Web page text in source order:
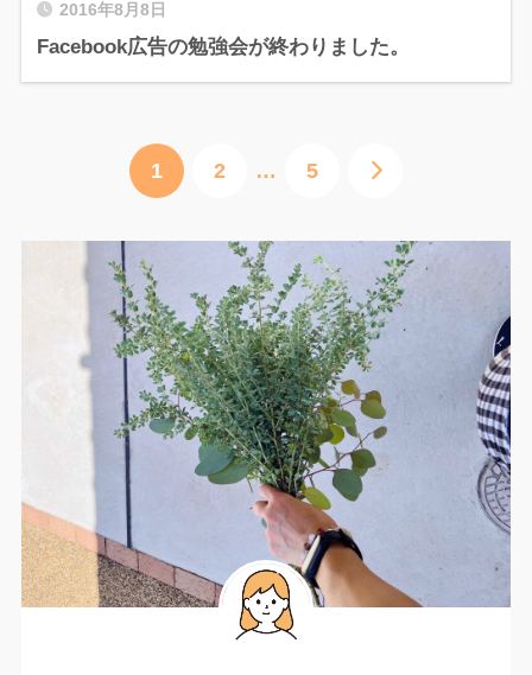
2016年8月8日
Facebook広告の勉強会が終わりました。
1 2 … 5